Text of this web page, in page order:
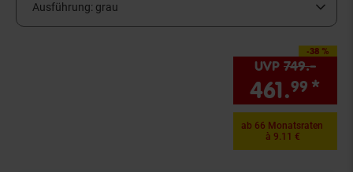
Ausführung: grau
-38 %
Sie Sparen 38 Prozent,
UVP 749.–UVP
461.99 *
ab 66 Monatsraten
à 9.11 €